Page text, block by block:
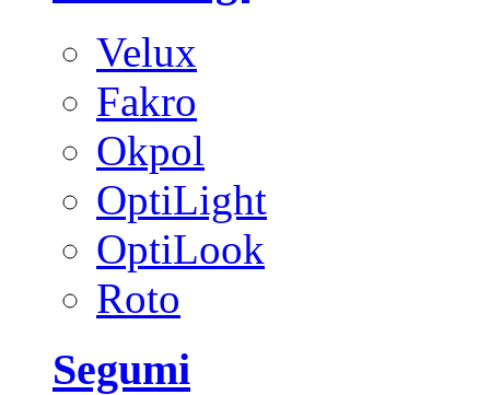
Velux
Fakro
Okpol
OptiLight
OptiLook
Roto
Segumi